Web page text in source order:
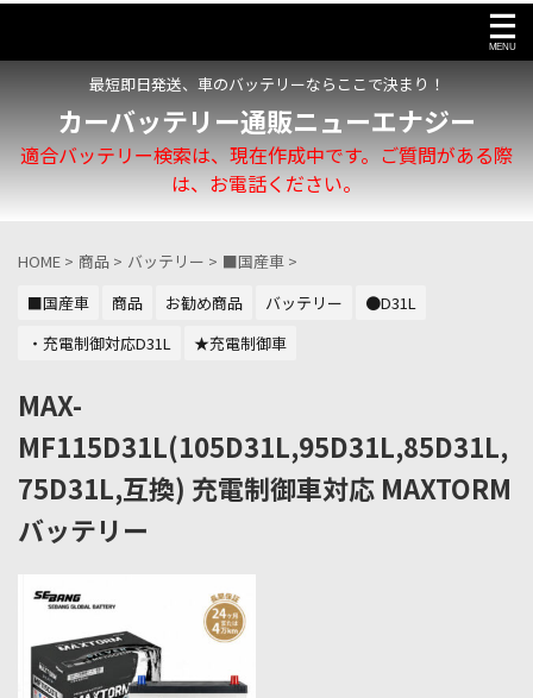
最短即日発送、車のバッテリーならここで決まり！
カーバッテリー通販ニューエナジー
適合バッテリー検索は、現在作成中です。ご質問がある際
は、お電話ください。
HOME > 商品 > バッテリー > ■国産車 >
■国産車
商品 お勧め商品 バッテリー
●D31L
・充電制御対応D31L
★充電制御車
MAX-
MF115D31L(105D31L,95D31L,85D31L,
75D31L,互換) 充電制御車対応 MAXTORM
バッテリー